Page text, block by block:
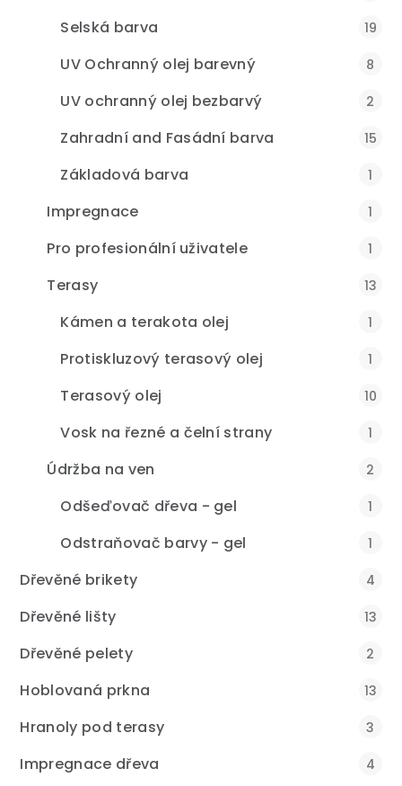
Selská barva 19
UV Ochranný olej barevný 8
UV ochranný olej bezbarvý 2
Zahradní and Fasádní barva 15
Základová barva 1
Impregnace 1
Pro profesionální uživatele 1
Terasy 13
Kámen a terakota olej 1
Protiskluzový terasový olej 1
Terasový olej 10
Vosk na řezné a čelní strany 1
Údržba na ven 2
Odšeďovač dřeva - gel 1
Odstraňovač barvy - gel 1
Dřevěné brikety 4
Dřevěné lišty 13
Dřevěné pelety 2
Hoblovaná prkna 13
Hranoly pod terasy 3
Impregnace dřeva 4